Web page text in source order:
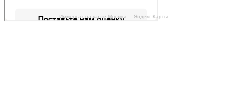
Иммергаз на карте Москвы — Яндекс Карты